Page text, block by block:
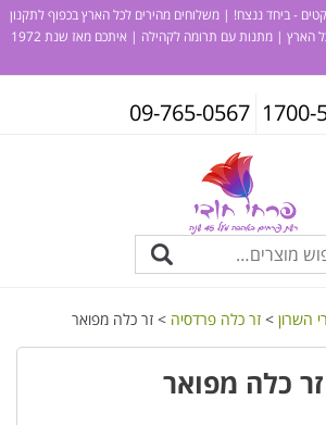
- ביחד ננצח! | משלוחים מהירים לכל הארץ בכפוף לתקנון
הארץ | מתנות עם תרומה לקהילה | איתכם מאז שנת 1972
1700-
09-765-0567
השרון > זר כלה פרדסיה > זר כלה מפואר
זר כלה מפואר